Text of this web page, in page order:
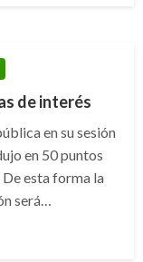
de interés
en su sesión
en 50 puntos
esta forma la
será…